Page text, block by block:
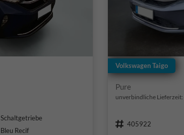
Schaltgetriebe
Bleu Recif
Volkswagen Taigo
Pure
unverbindliche
405922